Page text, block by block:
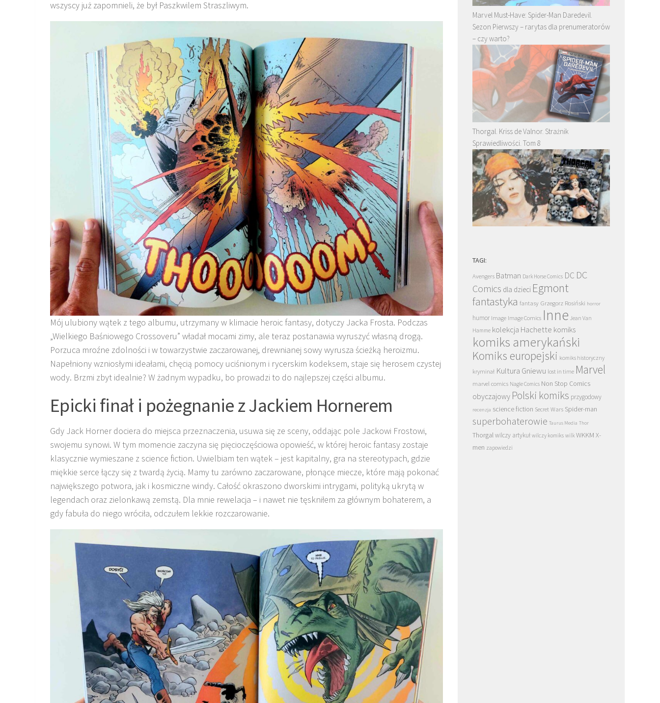
wszyscy już zapomnieli, że był Paszkwilem Straszliwym.
Mój ulubiony wątek z tego albumu, utrzymany w klimacie heroic fantasy, dotyczy Jacka Frosta. Podczas
„Wielkiego Baśniowego Crossoveru” władał mocami zimy, ale teraz postanawia wyruszyć własną drogą.
Porzuca mroźne zdolności i w towarzystwie zaczarowanej, drewnianej sowy wyrusza ścieżką heroizmu.
Napełniony wzniosłymi ideałami, chęcią pomocy uciśnionym i rycerskim kodeksem, staje się herosem czystej
wody. Brzmi zbyt idealnie? W żadnym wypadku, bo prowadzi to do najlepszej części albumu.
Epicki finał i pożegnanie z Jackiem Hornerem
Gdy Jack Horner dociera do miejsca przeznaczenia, usuwa się ze sceny, oddając pole Jackowi Frostowi,
swojemu synowi. W tym momencie zaczyna się pięcioczęściowa opowieść, w której heroic fantasy zostaje
klasycznie wymieszane z science fiction. Uwielbiam ten wątek – jest kapitalny, gra na stereotypach, gdzie
miękkie serce łączy się z twardą życią. Mamy tu zarówno zaczarowane, płonące miecze, które mają pokonać
największego potwora, jak i kosmiczne windy. Całość okraszono dworskimi intrygami, polityką ukrytą w
legendach oraz zielonkawą zemstą. Dla mnie rewelacja – i nawet nie tęskniłem za głównym bohaterem, a
gdy fabuła do niego wróciła, odczułem lekkie rozczarowanie.
Marvel Must-Have: Spider-Man Daredevil.
Sezon Pierwszy – rarytas dla prenumeratorów
– czy warto?
Thorgal. Kriss de Valnor. Strażnik
Sprawiedliwości. Tom 8
TAGI:
Avengers Batman Dark Horse Comics DC DC
Comics dla dzieci Egmont
fantastyka fantasy Grzegorz Rosiński horror
humor Image Image Comics Inne Jean Van
Hamme kolekcja Hachette komiks
komiks amerykański
Komiks europejski komiks historyczny
kryminał Kultura Gniewu lost in time Marvel
marvel comics Nagle Comics Non Stop Comics
obyczajowy Polski komiks przygodowy
recenzja science fiction Secret Wars Spider-man
superbohaterowie Taurus Media Thor
Thorgalwilczy artykuł wilczy komiks wilk WKKM X-
men zapowiedzi